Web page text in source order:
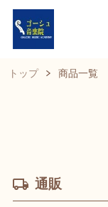
トップ 商品一覧
通販